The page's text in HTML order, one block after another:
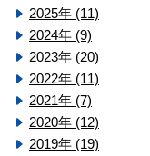
2025年 (11)
2024年 (9)
2023年 (20)
2022年 (11)
2021年 (7)
2020年 (12)
2019年 (19)